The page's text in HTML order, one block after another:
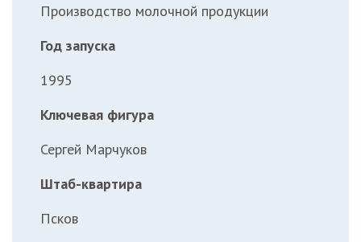
Производство молочной продукции
Год запуска
1995
Ключевая фигура
Сергей Марчуков
Штаб-квартира
Псков